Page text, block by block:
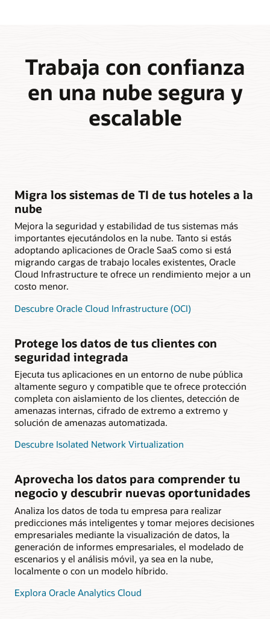
Trabaja con confianza
en una nube segura y
escalable
Migra los sistemas de TI de tus hoteles a la
nube
Mejora la seguridad y estabilidad de tus sistemas más
importantes ejecutándolos en la nube. Tanto si estás
adoptando aplicaciones de Oracle SaaS como si está
migrando cargas de trabajo locales existentes, Oracle
Cloud Infrastructure te ofrece un rendimiento mejor a un
costo menor.
Descubre Oracle Cloud Infrastructure (OCI)
Protege los datos de tus clientes con
seguridad integrada
Ejecuta tus aplicaciones en un entorno de nube pública
altamente seguro y compatible que te ofrece protección
completa con aislamiento de los clientes, detección de
amenazas internas, cifrado de extremo a extremo y
solución de amenazas automatizada.
Descubre Isolated Network Virtualization
Aprovecha los datos para comprender tu
negocio y descubrir nuevas oportunidades
Analiza los datos de toda tu empresa para realizar
predicciones más inteligentes y tomar mejores decisiones
empresariales mediante la visualización de datos, la
generación de informes empresariales, el modelado de
escenarios y el análisis móvil, ya sea en la nube,
localmente o con un modelo híbrido.
Explora Oracle Analytics Cloud